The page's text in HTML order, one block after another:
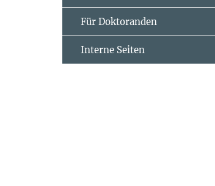
Für Doktoranden
Interne Seiten